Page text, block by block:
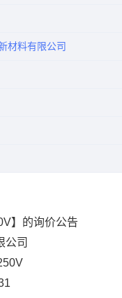
材料有限公司
】的询价公告
公司